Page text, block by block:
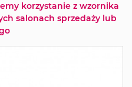
korzystanie z wzornika
salonach sprzedaży lub